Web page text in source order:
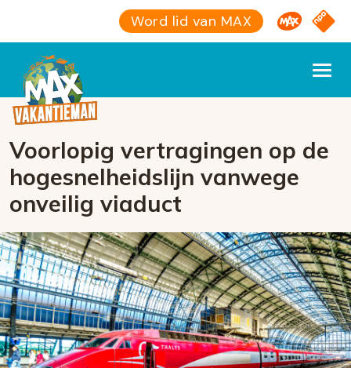
Word lid van MAX Omroep
NPO
Voorlopig vertragingen op de
hogesnelheidslijn vanwege
onveilig viaduct